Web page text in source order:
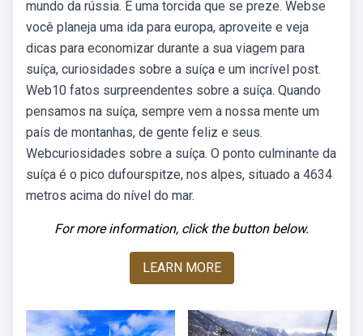
mundo da rússia. E uma torcida que se preze. Webse
você planeja uma ida para europa, aproveite e veja
dicas para economizar durante a sua viagem para
suíça, curiosidades sobre a suíça e um incrível post.
Web10 fatos surpreendentes sobre a suíça. Quando
pensamos na suíça, sempre vem a nossa mente um
país de montanhas, de gente feliz e seus.
Webcuriosidades sobre a suíça. O ponto culminante da
suíça é o pico dufourspitze, nos alpes, situado a 4634
metros acima do nível do mar.
For more information, click the button below.
LEARN MORE